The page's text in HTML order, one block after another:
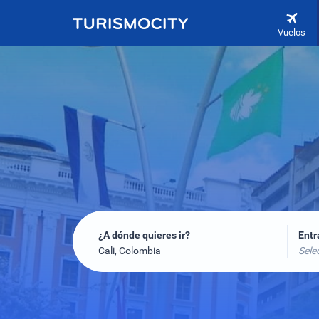
Vuelos
¿A dónde quieres ir?
Cali, Colombia